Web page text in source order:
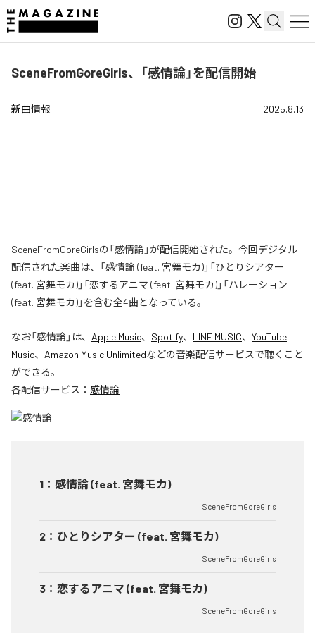
SceneFromGoreGirls、「感情論」を配信開始
新曲情報 2025.8.13
SceneFromGoreGirlsの「感情論」が配信開始された。今回デジタル
配信された楽曲は、「感情論 (feat. 宮舞モカ)」「ひとりシアター
(feat. 宮舞モカ)」「恋するアニマ (feat. 宮舞モカ)」「ハレーション
(feat. 宮舞モカ)」を含む全4曲となっている。
なお「感情論 」は、 Apple Music、 Spotify、 LINE MUSIC、 YouTube
Music、 Amazon Music Unlimitedなどの音楽配信サービスで聴くこと
ができる。
各配信サービス： 感情論
1 ： 感情論 (feat. 宮舞モカ)
SceneFromGoreGirls
2 ： ひとりシアター (feat. 宮舞モカ)
SceneFromGoreGirls
3 ： 恋するアニマ (feat. 宮舞モカ)
SceneFromGoreGirls